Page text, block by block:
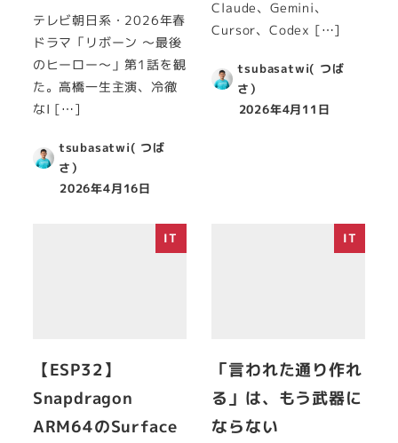
テレビ朝日系・2026年春
ドラマ「リボーン ～最後
のヒーロー～」第1話を観
た。高橋一生主演、冷徹
なI […]
tsubasatwi( つば
さ）
2026年4月16日
Claude、Gemini、
Cursor、Codex […]
tsubasatwi( つば
さ）
2026年4月11日
IT
【ESP32】
Snapdragon
ARM64のSurface
IT
「言われた通り作れ
る」は、もう武器に
ならない